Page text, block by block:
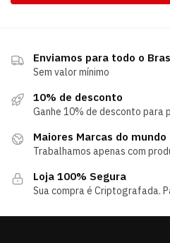
Enviamos para todo o
Sem valor mínimo
10% de desconto
Ganhe 10% de desconto para
Maiores Marcas do mundo
Trabalhamos apenas com
Loja 100% Segura
Sua compra é Criptografada.